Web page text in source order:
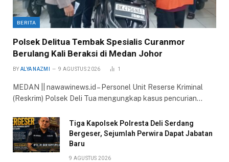
BERITA
Polsek Delitua Tembak Spesialis Curanmor
Berulang Kali Beraksi di Medan Johor
BY ALYA NAZMI 9 AGUSTUS 2026 1
MEDAN || nawawinews.id – Personel Unit Reserse Kriminal
(Reskrim) Polsek Deli Tua mengungkap kasus pencurian…
Tiga Kapolsek Polresta Deli Serdang
Bergeser, Sejumlah Perwira Dapat Jabatan
Baru
9 AGUSTUS 2026